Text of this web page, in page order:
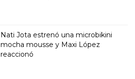
Nati Jota estrenó una microbikini
mocha mousse y Maxi López
reaccionó